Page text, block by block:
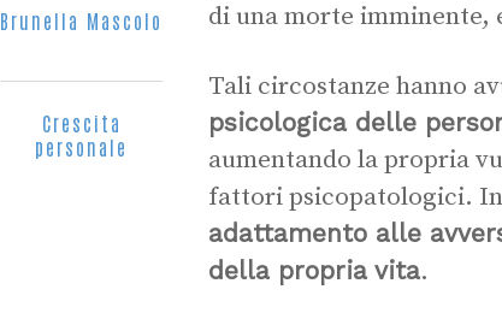
Brunella Mascolo
Crescita
personale
di una morte imminente,
Tali circostanze hanno
psicologica delle
aumentando la propria
fattori psicopatologici.
adattamento alle
della propria vita.